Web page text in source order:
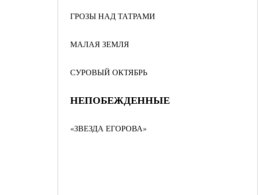
ГРОЗЫ НАД ТАТРАМИ
МАЛАЯ ЗЕМЛЯ
СУРОВЫЙ ОКТЯБРЬ
НЕПОБЕЖДЕННЫЕ
«ЗВЕЗДА ЕГОРОВА»